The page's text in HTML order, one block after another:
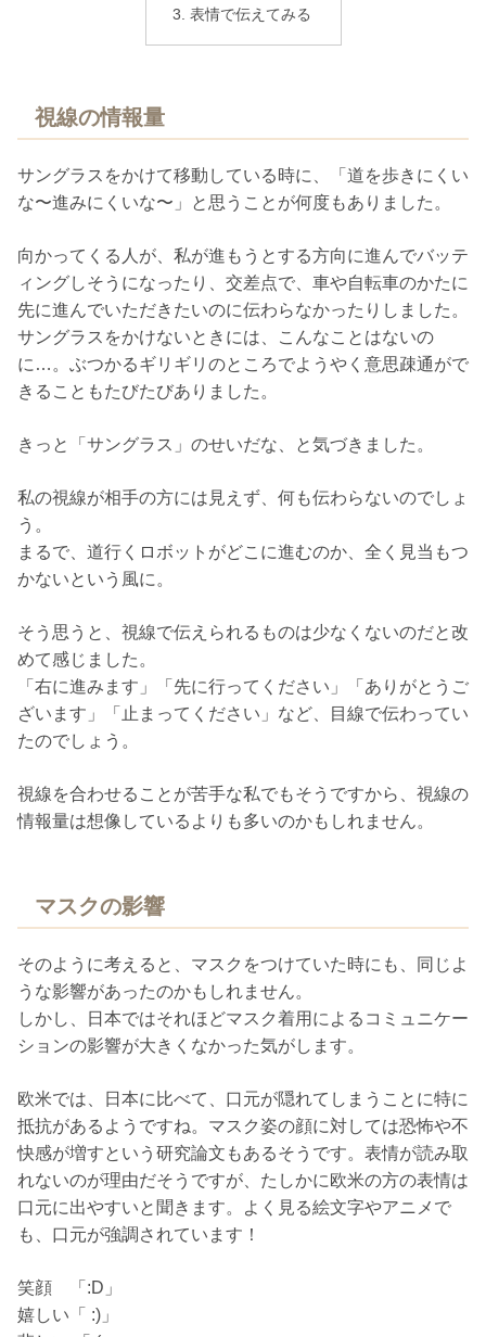
表情で伝えてみる
視線の情報量
サングラスをかけて移動している時に、「道を歩きにくい
な〜進みにくいな〜」と思うことが何度もありました。
向かってくる人が、私が進もうとする方向に進んでバッテ
ィングしそうになったり、交差点で、車や自転車のかたに
先に進んでいただきたいのに伝わらなかったりしました。
サングラスをかけないときには、こんなことはないの
に…。ぶつかるギリギリのところでようやく意思疎通がで
きることもたびたびありました。
きっと「サングラス」のせいだな、と気づきました。
私の視線が相手の方には見えず、何も伝わらないのでしょ
う。
まるで、道行くロボットがどこに進むのか、全く見当もつ
かないという風に。
そう思うと、視線で伝えられるものは少なくないのだと改
めて感じました。
「右に進みます」「先に行ってください」「ありがとうご
ざいます」「止まってください」など、目線で伝わってい
たのでしょう。
視線を合わせることが苦手な私でもそうですから、視線の
情報量は想像しているよりも多いのかもしれません。
マスクの影響
そのように考えると、マスクをつけていた時にも、同じよ
うな影響があったのかもしれません。
しかし、日本ではそれほどマスク着用によるコミュニケー
ションの影響が大きくなかった気がします。
欧米では、日本に比べて、口元が隠れてしまうことに特に
抵抗があるようですね。マスク姿の顔に対しては恐怖や不
快感が増すという研究論文もあるそうです。表情が読み取
れないのが理由だそうですが、たしかに欧米の方の表情は
口元に出やすいと聞きます。よく見る絵文字やアニメで
も、口元が強調されています！
笑顔 「:D」
嬉しい「 :)」